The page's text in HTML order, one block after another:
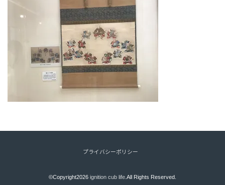
プライバシーポリシー
©Copyright2026 ignition cub life.All Rights Reserved.